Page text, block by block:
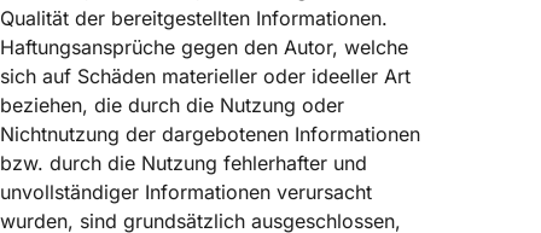
Qualität der bereitgestellten Informationen.
Haftungsansprüche gegen den Autor, welche
sich auf Schäden materieller oder ideeller Art
beziehen, die durch die Nutzung oder
Nichtnutzung der dargebotenen Informationen
bzw. durch die Nutzung fehlerhafter und
unvollständiger Informationen verursacht
wurden, sind grundsätzlich ausgeschlossen,